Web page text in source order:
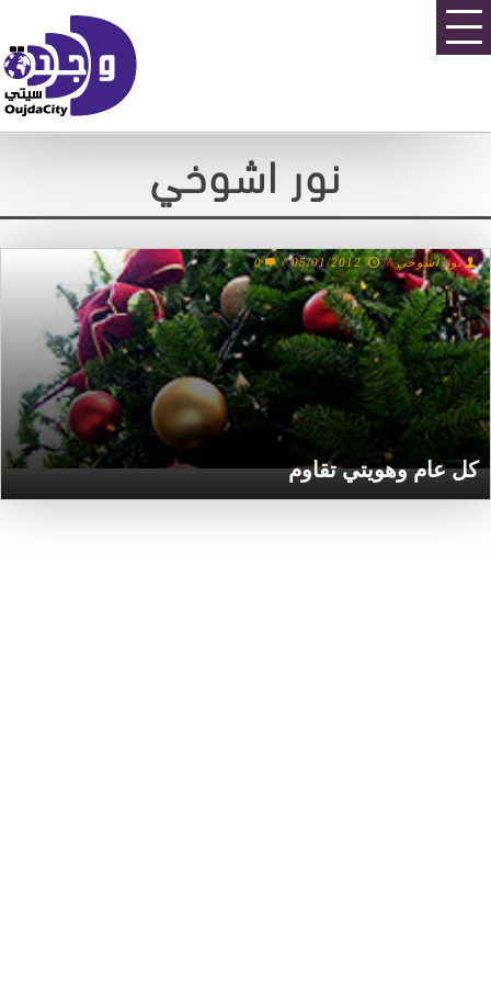
نور اشوخي
كل عام وهويتي تقاوم
نور اشوخي /
05/01/2012
/
0